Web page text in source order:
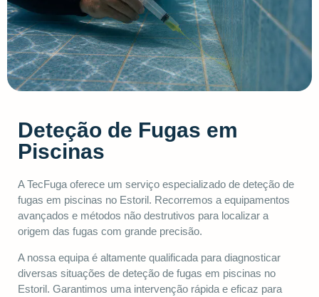
Deteção de Fugas em
Piscinas
A TecFuga oferece um serviço especializado de deteção de
fugas em piscinas no Estoril. Recorremos a equipamentos
avançados e métodos não destrutivos para localizar a
origem das fugas com grande precisão.
A nossa equipa é altamente qualificada para diagnosticar
diversas situações de deteção de fugas em piscinas no
Estoril. Garantimos uma intervenção rápida e eficaz para